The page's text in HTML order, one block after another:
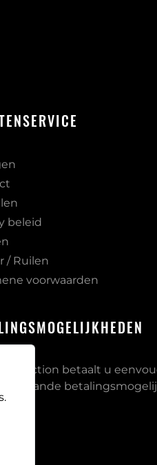
beleid
/ Ruilen
voorwaarden
Protection betaalt u